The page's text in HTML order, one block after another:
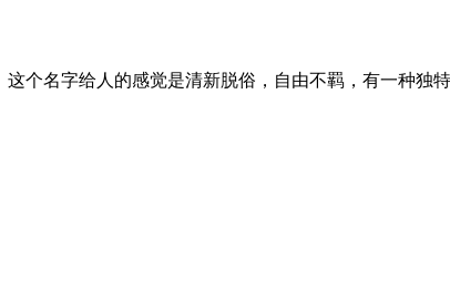
个名字给人的感觉是清新脱俗，自由不羁，有一种独